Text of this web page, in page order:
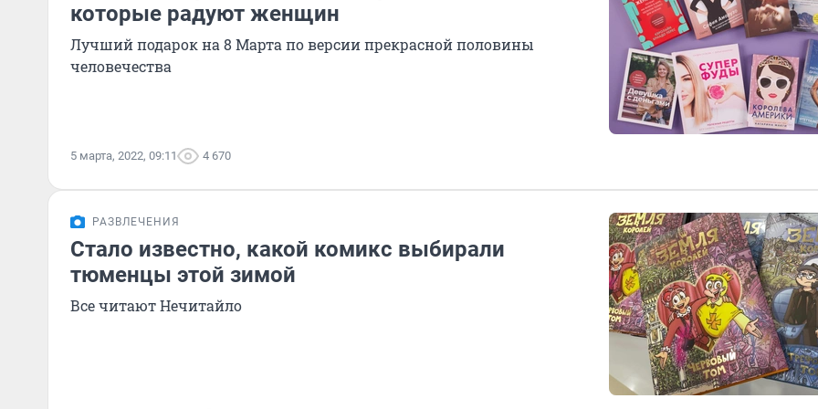
которые радуют женщин
Лучший подарок на 8 Марта по версии прекрасной половины
человечества
5 марта, 2022, 09:11 4 670
РАЗВЛЕЧЕНИЯ
Стало известно, какой комикс выбирали
тюменцы этой зимой
Все читают Нечитайло